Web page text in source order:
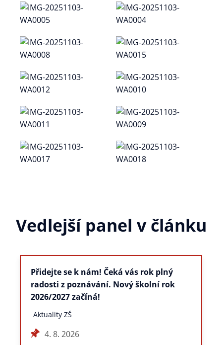
Vedlejší panel v článku
Přidejte se k nám! Čeká vás rok plný
radosti z poznávání. Nový školní rok
2026/2027 začíná!
Aktuality ZŠ
4. 8. 2026